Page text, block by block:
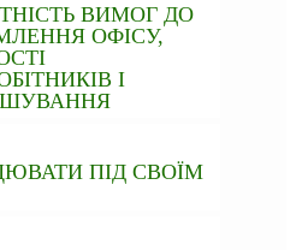
ВИМОГ ДО
ОФІСУ,
І
ПІД СВОЇМ